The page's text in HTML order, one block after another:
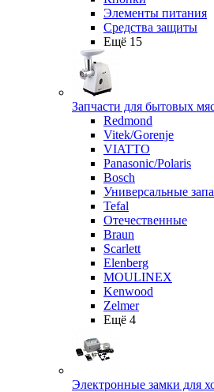
Элементы питания
Средства защиты
Ещё 15
Запчасти для бытовых
Redmond
Vitek/Gorenje
VIATTO
Panasonic/Polaris
Bosch
Универсальные
Tefal
Отечественные
Braun
Scarlett
Elenberg
MOULINEX
Kenwood
Zelmer
Ещё 4
Электронные замки для